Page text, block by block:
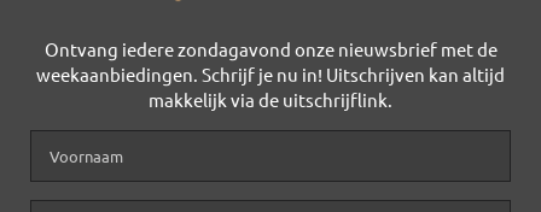
Ontvang iedere zondagavond onze nieuwsbrief met de
weekaanbiedingen. Schrijf je nu in! Uitschrijven kan altijd
makkelijk via de uitschrijflink.